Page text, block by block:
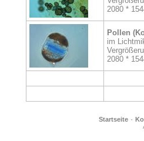
2080 *
Pollen
im
2080 *
Startseite·